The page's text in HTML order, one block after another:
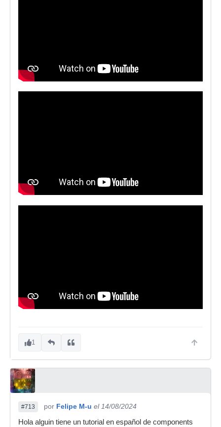
1
#713 por Felipe M-u el 14/08/2024
Hola alguin tiene un tutorial en español de components